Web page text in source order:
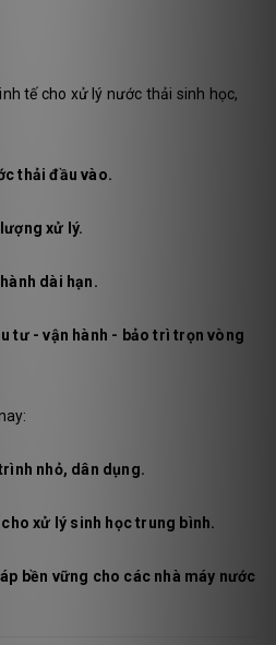
tế cho xử lý nước thải sinh học,
thải đầu vào.
xử lý.
dài hạn.
tư - vận hành - bảo trì trọn vòng
nhỏ, dân dụng.
xử lý sinh học trung bình.
bền vững cho các nhà máy nước